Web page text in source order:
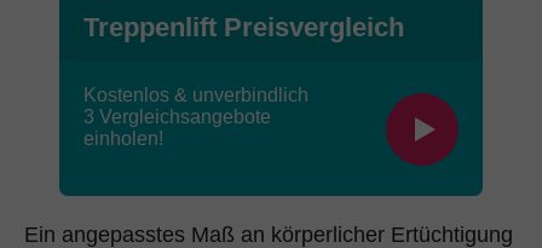
Treppenlift Preisvergleich
Kostenlos & unverbindlich
3 Vergleichsangebote
einholen!
Ein angepasstes Maß an körperlicher Ertüchtigung